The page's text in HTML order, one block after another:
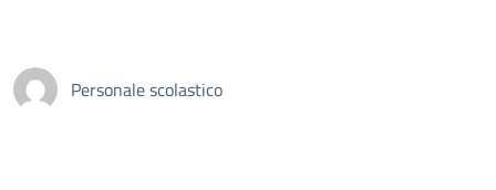
Personale scolastico